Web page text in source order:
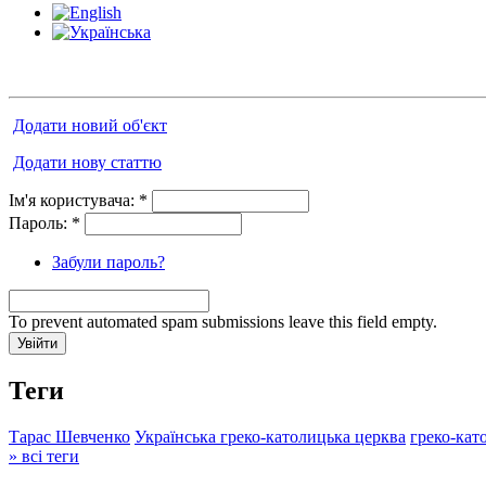
Додати новий об'єкт
Додати нову статтю
Ім'я користувача: *
Пароль: *
Забули пароль?
To prevent automated spam submissions leave this field empty.
Теги
Тарас Шевченко Українська греко-католицька церква греко-
» всі теги